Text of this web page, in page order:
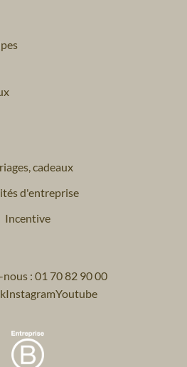
cadeaux
d'entreprise
Incentive
: 01 70 82 90 00
InstagramYoutube